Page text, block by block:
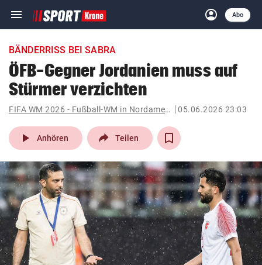
menu Navigation
ein-/ausklappen
account_circle
Anmelden
Abo
close Schließen
account_circle Anmelden
pin_drop
Wien arrow_right
bookmark
search
Suchbegriff
eingeben
BÄNDERRISS BEI SABRA
ÖFB-Gegner Jordanien muss auf
Stürmer verzichten
FIFA WM 2026 - Fußball-WM in Nordamerika 05.06.2026 23:03
play_arrow Anhören Teilen